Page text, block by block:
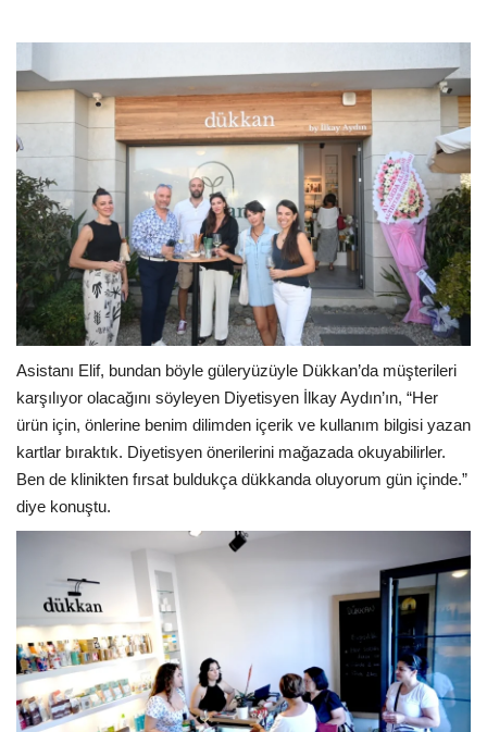
Asistanı Elif, bundan böyle güleryüzüyle Dükkan’da müşterileri
karşılıyor olacağını söyleyen Diyetisyen İlkay Aydın’ın, “Her
ürün için, önlerine benim dilimden içerik ve kullanım bilgisi yazan
kartlar bıraktık. Diyetisyen önerilerini mağazada okuyabilirler.
Ben de klinikten fırsat buldukça dükkanda oluyorum gün içinde.”
diye konuştu.